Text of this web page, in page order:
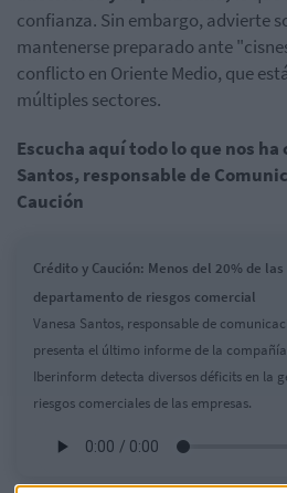
confianza. Sin embargo, advierte
mantenerse preparado ante
conflicto en Oriente Medio, que
múltiples sectores.
Escucha aquí todo lo que nos ha
Santos, responsable de
Caución
Crédito y Caución: Menos del 20% de
departamento de riesgos comercial
Vanesa Santos, responsable de
presenta el último informe de la
Iberinform detecta diversos déficits en la
riesgos comerciales de las empresas.